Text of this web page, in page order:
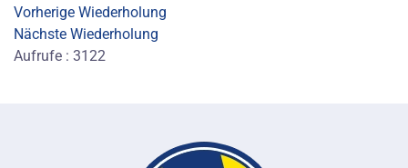
Vorherige Wiederholung
Nächste Wiederholung
Aufrufe : 3122